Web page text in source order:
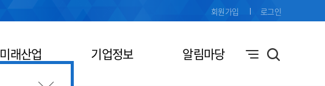
미래산업 기업정보 알림마당
회원가입 로그인